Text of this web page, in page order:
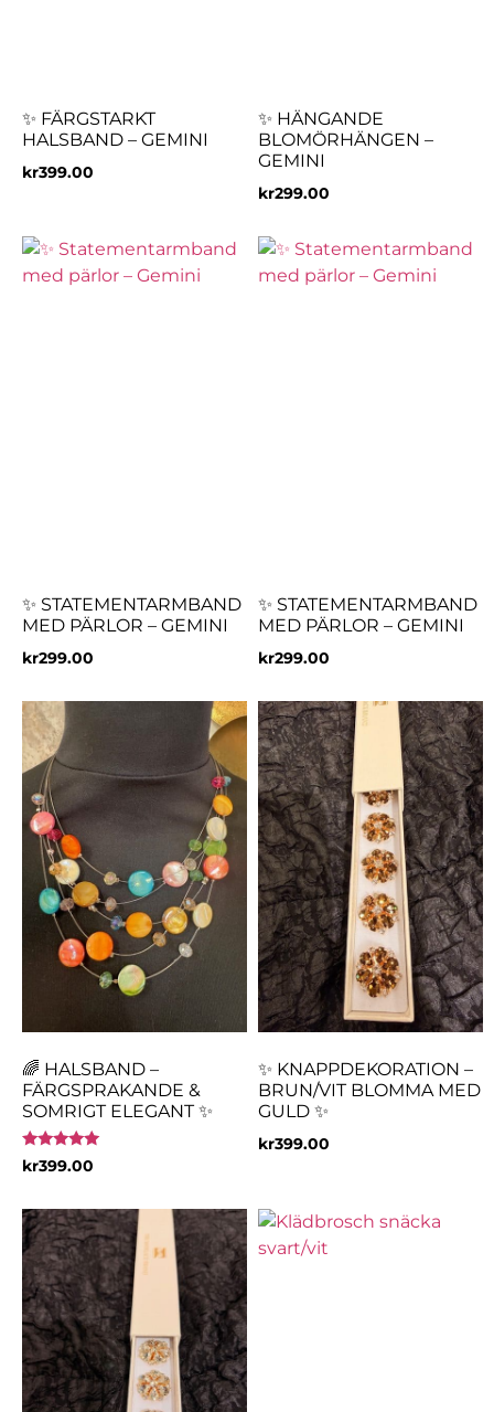
✨ FÄRGSTARKT
HALSBAND – GEMINI
kr399.00
✨ HÄNGANDE
BLOMÖRHÄNGEN –
GEMINI
kr299.00
✨ STATEMENTARMBAND
MED PÄRLOR – GEMINI
kr299.00
✨ STATEMENTARMBAND
MED PÄRLOR – GEMINI
kr299.00
🌈 HALSBAND –
FÄRGSPRAKANDE &
SOMRIGT ELEGANT ✨
Betygsatt
5.00
kr399.00
✨ KNAPPDEKORATION –
BRUN/VIT BLOMMA MED
GULD ✨
kr399.00